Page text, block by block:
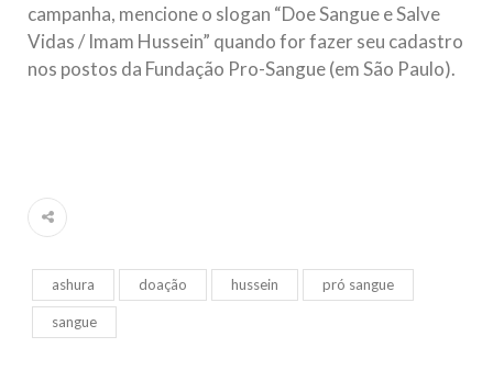
campanha, mencione o slogan “Doe Sangue e Salve
Vidas / Imam Hussein” quando for fazer seu cadastro
nos postos da Fundação Pro-Sangue (em São Paulo).
ashura doação hussein pró sangue
sangue